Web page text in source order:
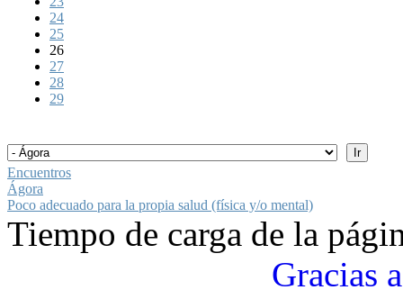
24
25
26
27
28
29
Encuentros
Ágora
Poco adecuado para la propia salud (física y/o mental)
Tiempo de carga de la
Gracias a